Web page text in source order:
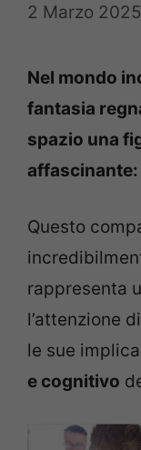
2 Marzo 2025
Nel mondo
fantasia
spazio una
affascinante:
Questo
rappresenta
l’attenzione di
le sue
e cognitivo